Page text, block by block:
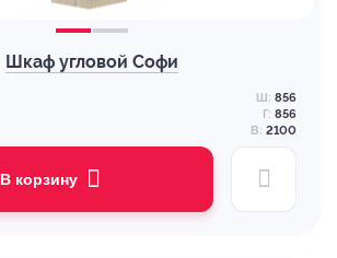
Шкаф угловой Софи
Ш: 856
Г: 856
В: 2100
В корзину